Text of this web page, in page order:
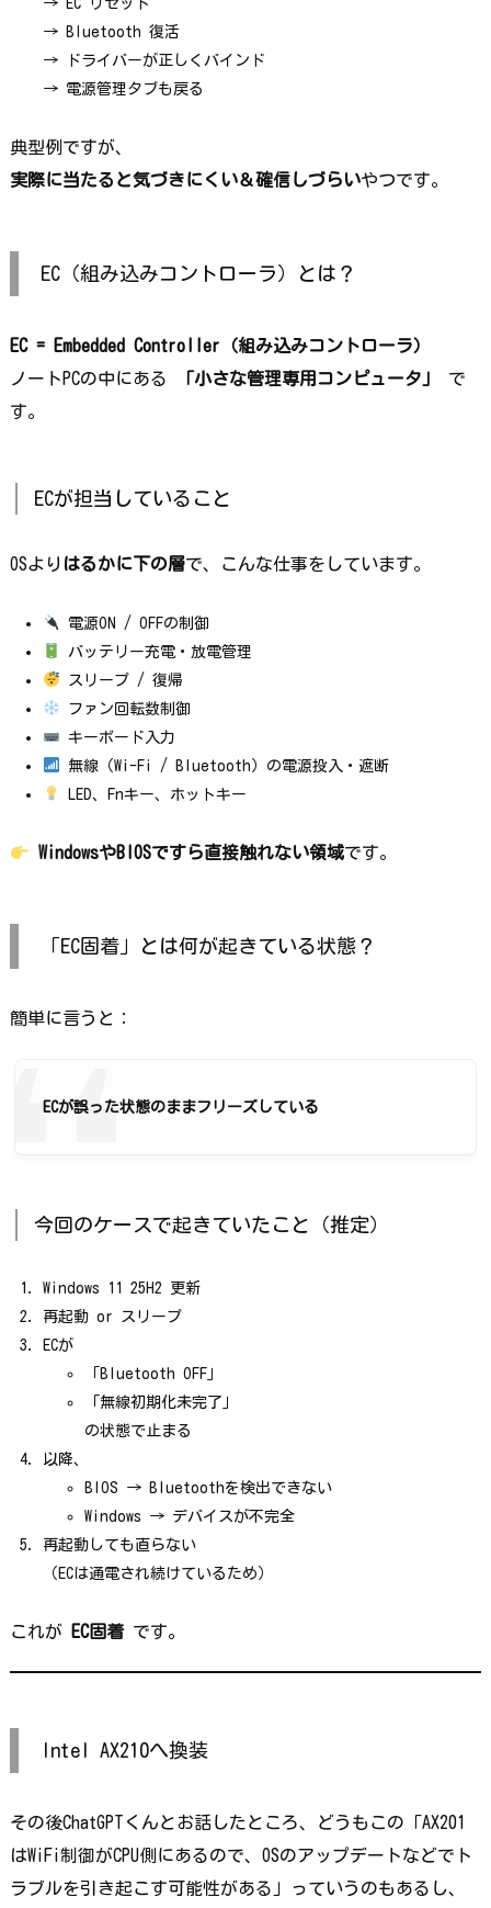
→ Bluetooth 復活
→ ドライバーが正しくバインド
→ 電源管理タブも戻る
典型例ですが、
実際に当たると気づきにくい＆確信しづらいやつです。
EC（組み込みコントローラ）とは？
EC = Embedded Controller（組み込みコントローラ）
ノートPCの中にある
「小さな管理専用コンピュータ」
で
す。
ECが担当していること
OSより はるかに下の層で、こんな仕事をしています。
電源ON / OFFの制御
バッテリー充電・放電管理
スリープ / 復帰
ファン回転数制御
キーボード入力
無線（Wi-Fi / Bluetooth）の電源投入・遮断
LED、Fnキー、ホットキー
WindowsやBIOSですら直接触れない領域です。
「EC固着」とは何が起きている状態？
簡単に言うと：
ECが誤った状態のままフリーズしている
今回のケースで起きていたこと（推定）
Windows 11 25H2 更新
再起動 or スリープ
ECが
「Bluetooth OFF」
「無線初期化未完了」
の状態で止まる
以降、
BIOS → Bluetoothを検出できない
Windows → デバイスが不完全
再起動しても直らない
（ECは通電され続けているため）
これが EC固着です。
Intel AX210へ換装
その後ChatGPTくんとお話したところ、どうもこの「AX201
はWiFi制御がCPU側にあるので、OSのアップデートなどでト
ラブルを引き起こす可能性がある」っていうのもあるし、